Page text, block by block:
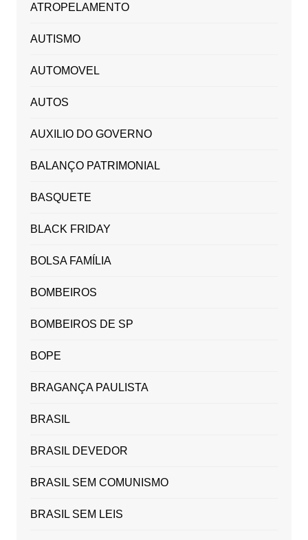
ATROPELAMENTO
AUTISMO
AUTOMOVEL
AUTOS
AUXILIO DO GOVERNO
BALANÇO PATRIMONIAL
BASQUETE
BLACK FRIDAY
BOLSA FAMÍLIA
BOMBEIROS
BOMBEIROS DE SP
BOPE
BRAGANÇA PAULISTA
BRASIL
BRASIL DEVEDOR
BRASIL SEM COMUNISMO
BRASIL SEM LEIS